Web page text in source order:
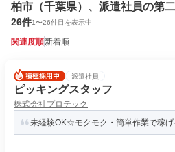
柏市（千葉県）、派遣社員の第
26件1〜26件目を表示中
関連度順新着順
派遣社員
ピッキングスタッフ
株式会社プロテック
未経験OK☆モクモク・簡単作業で稼